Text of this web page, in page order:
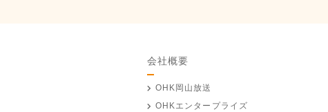
会社概要
OHK岡山放送
OHKエンタープライズ